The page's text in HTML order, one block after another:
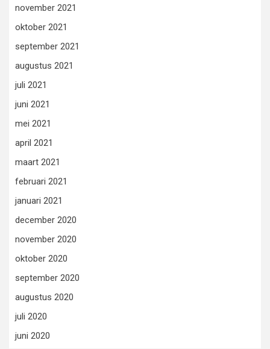
november 2021
oktober 2021
september 2021
augustus 2021
juli 2021
juni 2021
mei 2021
april 2021
maart 2021
februari 2021
januari 2021
december 2020
november 2020
oktober 2020
september 2020
augustus 2020
juli 2020
juni 2020